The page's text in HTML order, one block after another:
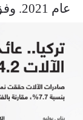
عام 2021. وفق وكالة الأناضول.